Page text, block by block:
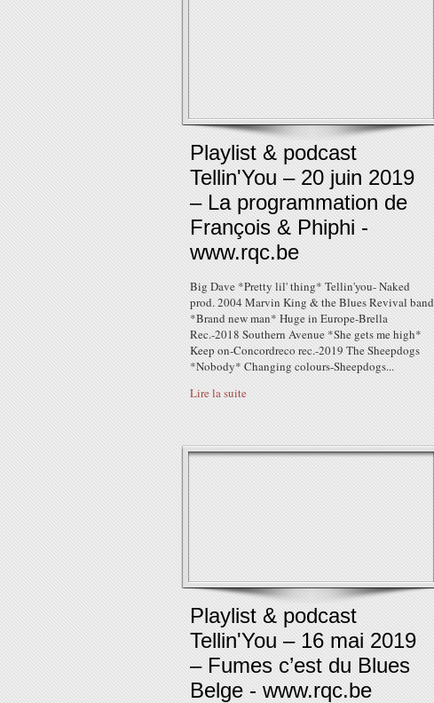
Playlist & podcast
Tellin'You – 20 juin 2019
– La programmation de
François & Phiphi -
www.rqc.be
Big Dave *Pretty lil' thing* Tellin'you- Naked
prod. 2004 Marvin King & the Blues Revival band
*Brand new man* Huge in Europe-Brella
Rec.-2018 Southern Avenue *She gets me high*
Keep on-Concordreco rec.-2019 The Sheepdogs
*Nobody* Changing colours-Sheepdogs...
Lire la suite
Playlist & podcast
Tellin'You – 16 mai 2019
– Fumes c’est du Blues
Belge - www.rqc.be